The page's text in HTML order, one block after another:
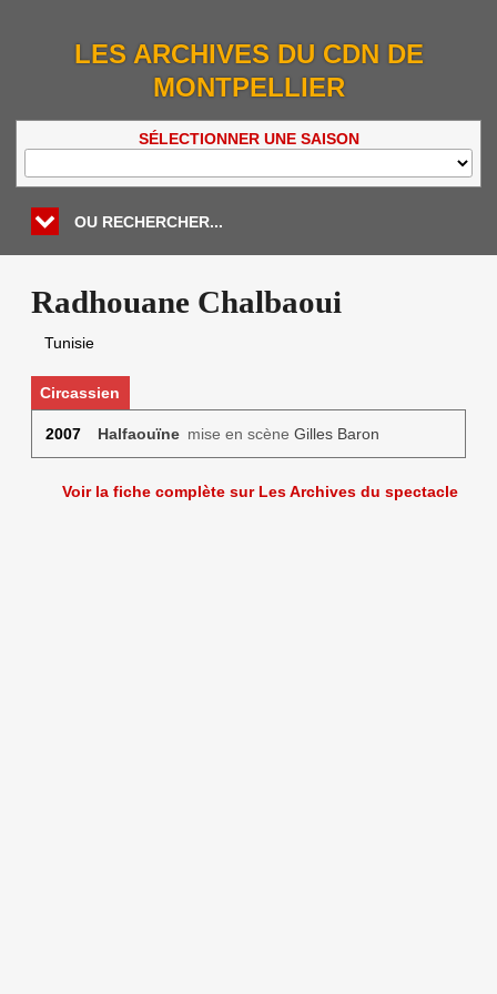
LES ARCHIVES DU CDN DE
MONTPELLIER
SÉLECTIONNER UNE SAISON
OU RECHERCHER...
Radhouane Chalbaoui
Tunisie
Circassien
2007 Halfaouïnemise en scène Gilles Baron
Voir la fiche complète sur Les Archives du spectacle